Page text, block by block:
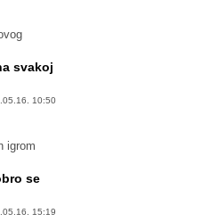
svakoj
10:50
igrom
se
15:19